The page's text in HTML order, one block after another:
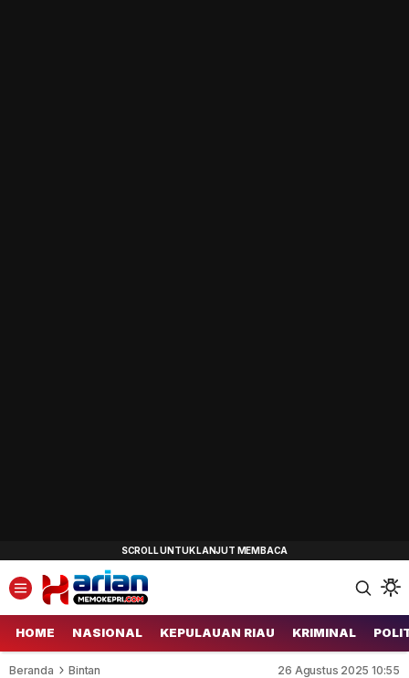
HOME NASIONAL KEPULAUAN RIAU KRIMINAL
Beranda Bintan 26 Agustus 2025 10:55